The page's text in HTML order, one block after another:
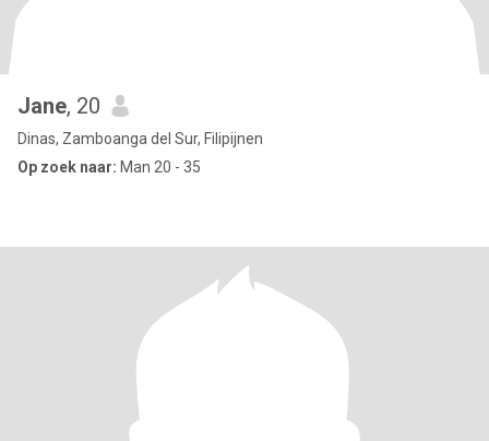
Jane, 20
Dinas, Zamboanga del Sur, Filipijnen
Op zoek naar: Man 20 - 35